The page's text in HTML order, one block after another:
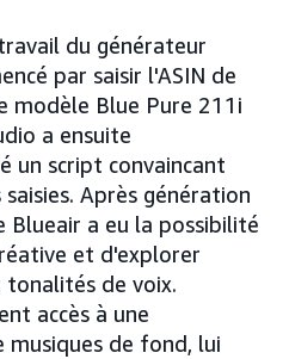
du générateur
par saisir l'ASIN de
modèle Blue Pure 211i
a ensuite
un script convaincant
Après génération
Blueair a eu la possibilité
et d'explorer
de voix.
accès à une
de fond, lui